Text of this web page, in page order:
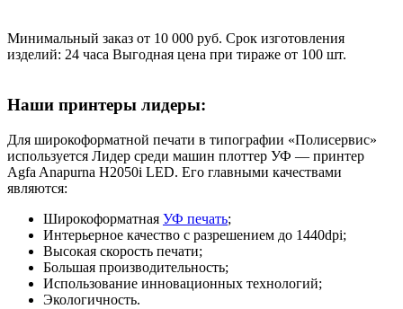
Минимальный заказ от 10 000 руб. Срок изготовления
изделий: 24 часа Выгодная цена при тираже от 100 шт.
Наши принтеры лидеры:
Для широкоформатной печати в типографии «Полисервис»
используется Лидер среди машин плоттер УФ ― принтер
Agfa Anapurna H2050i LED. Его главными качествами
являются:
Широкоформатная УФ печать;
Интерьерное качество с разрешением до 1440dpi;
Высокая скорость печати;
Большая производительность;
Использование инновационных технологий;
Экологичность.